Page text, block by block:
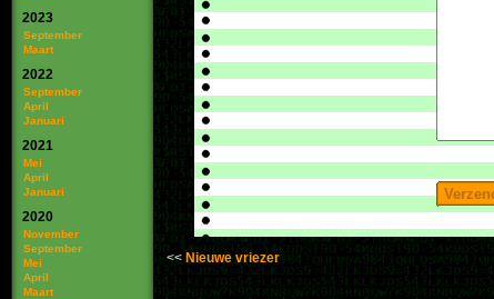
2023
September
Maart
2022
September
April
Januari
2021
Mei
April
Januari
2020
November
September
Mei
April
Maart
Nieuwe vriezer